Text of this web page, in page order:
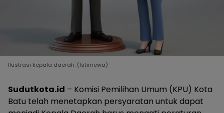
Ilustrasi kepala daerah. (Istimewa)
Sudutkota.id – Komisi Pemilihan Umum (KPU) Kota
Batu telah menetapkan persyaratan untuk dapat